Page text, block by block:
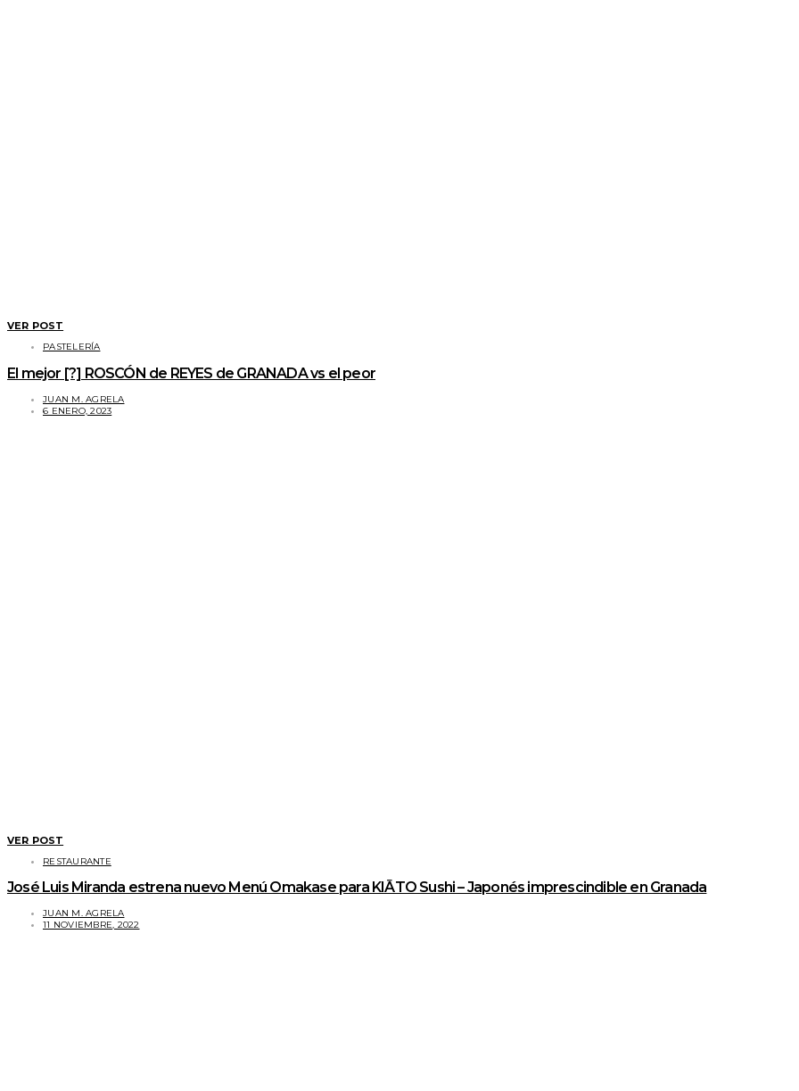
VER POST
PASTELERÍA
El mejor [?] ROSCÓN de REYES de GRANADA vs el peor
JUAN M. AGRELA
6 ENERO, 2023
VER POST
RESTAURANTE
José Luis Miranda estrena nuevo Menú Omakase para KIĀTO Sushi – Japonés imprescindible en Granada
JUAN M. AGRELA
11 NOVIEMBRE, 2022